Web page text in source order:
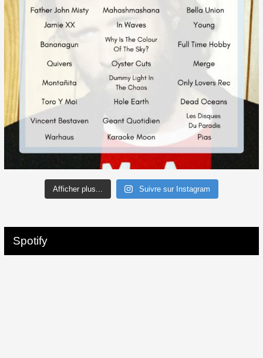
Afficher plus... Suivre sur Instagram
Spotify